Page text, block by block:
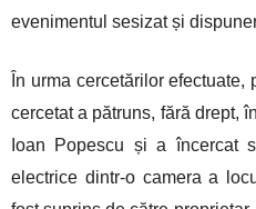
evenimentul sesizat și
În urma cercetărilor
cercetat a pătruns, fără drept,
Ioan Popescu și a încercat
electrice dintr-o camera a